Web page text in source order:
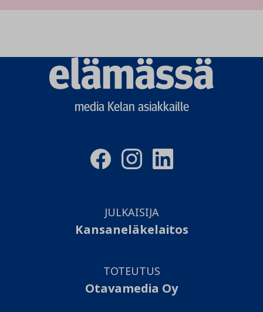
Elämässä
logo
media Kelan asiakkaille
JULKAISIJA
Kansaneläkelaitos
TOTEUTUS
Otavamedia Oy